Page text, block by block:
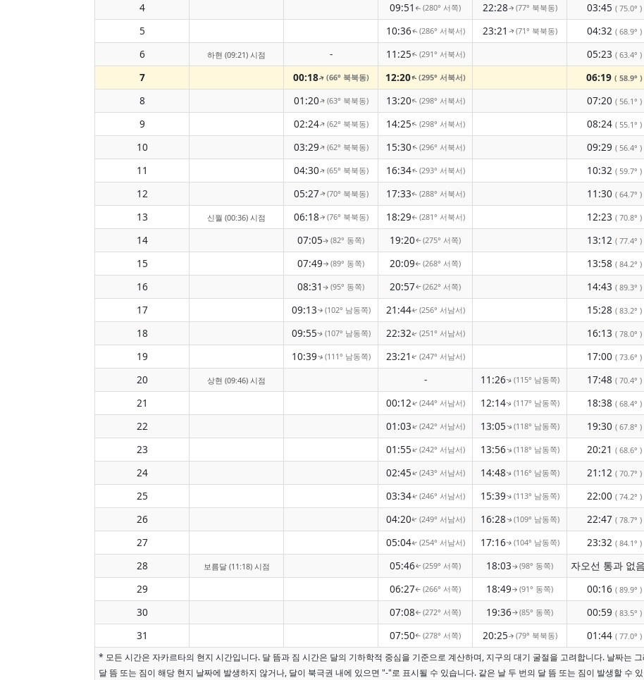
4
09:51 ↑(280° 서쪽) 22:28↑(77° 북북동) 03:45 ( 75.0° )
5
10:36↑(286° 서북서) 23:21 ↑(71° 북북동) 04:32 ( 68.9° )
6
하현 (09:21) 시점 - 11:25↑(291° 서북서) 05:23 ( 63.4° )
7
00:18↑(66° 북북동) 12:20↑(295° 서북서) 06:19 ( 58.9° )
8
01:20↑(63° 북북동) 13:20↑(298° 서북서) 07:20 ( 56.1° )
9
02:24↑(62° 북북동) 14:25↑(298° 서북서) 08:24 ( 55.1° )
10
03:29↑(62° 북북동) 15:30↑(296° 서북서) 09:29 ( 56.4° )
11
04:30↑(65° 북북동) 16:34↑(293° 서북서) 10:32 ( 59.7° )
12
05:27↑(70° 북북동) 17:33↑(288° 서북서) 11:30 ( 64.7° )
13
신월 (00:36) 시점 06:18↑(76° 북북동) 18:29↑(281° 서북서) 12:23 ( 70.8° )
14
07:05↑(82° 동쪽) 19:20↑(275° 서쪽) 13:12 ( 77.4° )
15
07:49↑(89° 동쪽) 20:09↑(268° 서쪽) 13:58 ( 84.2° )
16
08:31 ↑(95° 동쪽) 20:57↑(262° 서쪽) 14:43 ( 89.3° )
17
09:13↑(102° 남동쪽) 21:44↑(256° 서남서) 15:28 ( 83.2° )
18
09:55↑(107° 남동쪽) 22:32↑(251° 서남서) 16:13 ( 78.0° )
19
10:39↑(111° 남동쪽) 23:21 ↑(247° 서남서) 17:00 ( 73.6° )
20
상현 (09:46) 시점 - 11:26↑(115° 남동쪽) 17:48 ( 70.4° )
21
00:12↑(244° 서남서) 12:14↑(117° 남동쪽) 18:38 ( 68.4° )
22
01:03↑(242° 서남서) 13:05↑(118° 남동쪽) 19:30 ( 67.8° )
23
01:55↑(242° 서남서) 13:56↑(118° 남동쪽) 20:21 ( 68.6° )
24
02:45↑(243° 서남서) 14:48↑(116° 남동쪽) 21:12 ( 70.7° )
25
03:34↑(246° 서남서) 15:39↑(113° 남동쪽) 22:00 ( 74.2° )
26
04:20↑(249° 서남서) 16:28↑(109° 남동쪽) 22:47 ( 78.7° )
27
05:04↑(254° 서남서) 17:16↑(104° 남동쪽) 23:32 ( 84.1° )
28
보름달 (11:18) 시점 05:46↑(259° 서쪽) 18:03↑(98° 동쪽)
29
06:27↑(266° 서쪽) 18:49↑(91° 동쪽) 00:16 ( 89.9° )
30
07:08↑(272° 서쪽) 19:36↑(85° 동쪽) 00:59 ( 83.5° )
31
07:50↑(278° 서쪽) 20:25↑(79° 북북동) 01:44 ( 77.0° )
* 모든 시간은 자카르타의 현지 시간입니다. 달 뜸과 짐 시간은 달의 기하학적 중심을 기준으로 계산하며, 지구의 대기 굴절을 고려합니다. 날짜는
달 뜸 또는 짐이 해당 현지 날짜에 발생하지 않거나, 달이 북극권 내에 있으면 "-"로 표시될 수 있습니다. 같은 날 두 번의 달 뜸 또는 짐이 발생할 수